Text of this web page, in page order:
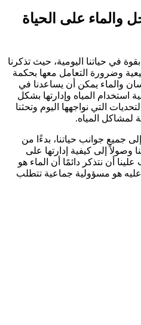
والماء على الحياة
في حياتنا اليومية، حيث تذكرنا
وضرورة التعامل معها بحكمة
والماء يمكن أن يساعدنا في
استخدام المياه وإدارتها بشكل
التي نواجهها اليوم وتحثنا
لمشاكل المياه.
جميع جوانب حياتنا، بدءًا من
وصولاً إلى كيفية إدارتها على
أن نتذكر دائمًا أن الماء هو
هو مسؤولية جماعية تتطلب